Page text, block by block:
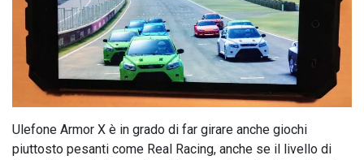
Ulefone Armor X è in grado di far girare anche giochi
piuttosto pesanti come Real Racing, anche se il livello di